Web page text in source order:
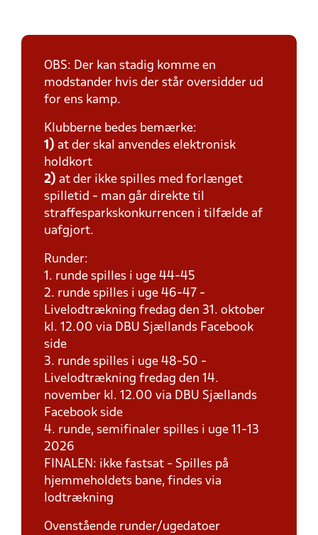
OBS: Der kan stadig komme en
modstander hvis der står oversidder ud
for ens kamp.
Klubberne bedes bemærke:
1) at der skal anvendes elektronisk
holdkort
2) at der ikke spilles med forlænget
spilletid - man går direkte til
straffesparkskonkurrencen i tilfælde af
uafgjort.
Runder:
1. runde spilles i uge 44-45
2. runde spilles i uge 46-47 -
Livelodtrækning fredag den 31. oktober
kl. 12.00 via DBU Sjællands Facebook
side
3. runde spilles i uge 48-50 -
Livelodtrækning fredag den 14.
november kl. 12.00 via DBU Sjællands
Facebook side
4. runde, semifinaler spilles i uge 11-13
2026
FINALEN: ikke fastsat - Spilles på
hjemmeholdets bane, findes via
lodtrækning
Ovenstående runder/ugedatoer